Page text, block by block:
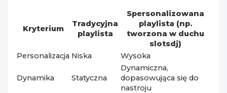
Kryterium
Tradycyjna
playlista
Spersonalizowana
playlista (np.
tworzona w duchu
slotsdj)
Personalizacja Niska Wysoka
Dynamika Statyczna
Dynamiczna,
dopasowująca się do
nastroju